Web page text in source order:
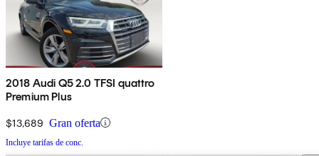
2018 Audi Q5 2.0 TFSI quattro
Premium Plus
$13,689 Gran oferta
Incluye tarifas de conc.